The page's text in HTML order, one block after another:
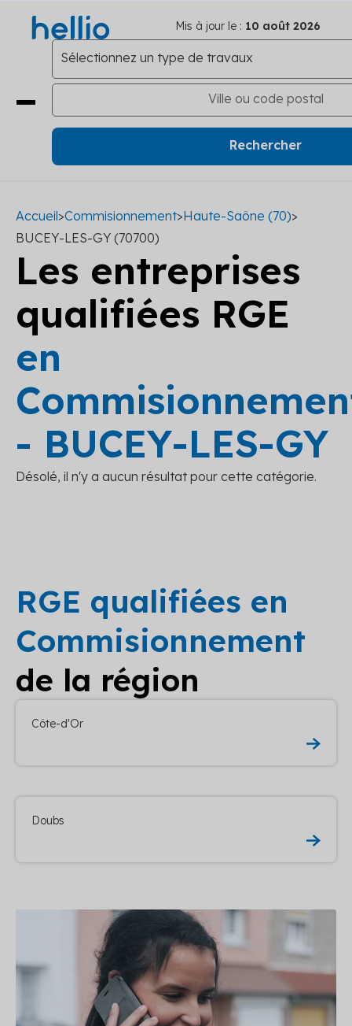
Mis à jour le : 10 août 2026
Accueil>Commisionnement>Haute-Saône (70)>
BUCEY-LES-GY (70700)
Les entreprises
qualifiées RGE
en
- BUCEY-LES-GY
Désolé, il n'y a aucun résultat pour cette catégorie.
RGE qualifiées en
Commisionnement
de la région
Côte-d'Or
Doubs